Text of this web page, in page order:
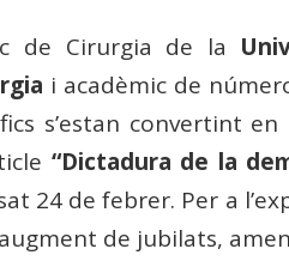
de Cirurgia de la
i acadèmic de
s’estan convertint
“Dictadura de la
24 de febrer. Per a
de jubilats,